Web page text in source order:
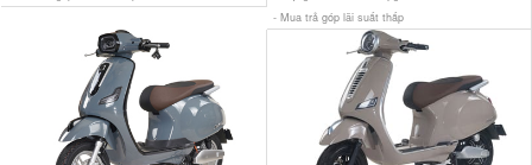
- Mua trả góp lãi suất thấp